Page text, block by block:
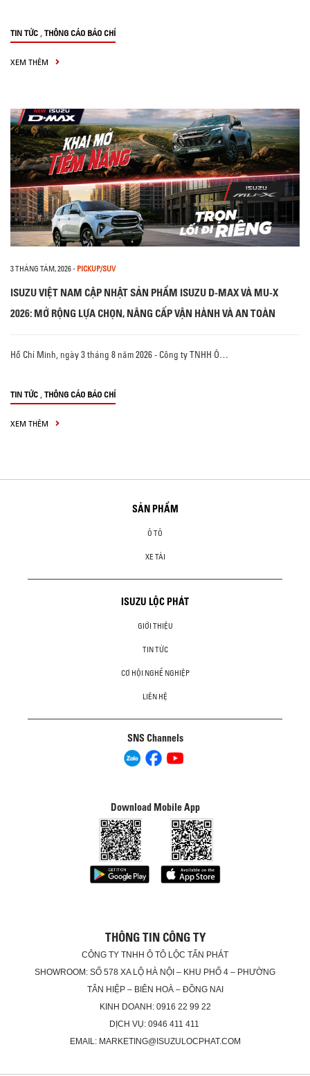
TIN TỨC , THÔNG CÁO BÁO CHÍ
XEM THÊM
3 THÁNG TÁM, 2026- PICKUP/SUV
ISUZU VIỆT NAM CẬP NHẬT SẢN PHẨM ISUZU D-MAX VÀ MU-X
2026: MỞ RỘNG LỰA CHỌN, NÂNG CẤP VẬN HÀNH VÀ AN TOÀN
Hồ Chí Minh, ngày 3 tháng 8 năm 2026 - Công ty TNHH Ô…
TIN TỨC , THÔNG CÁO BÁO CHÍ
XEM THÊM
SẢN PHẨM
Ô TÔ
XE TẢI
ISUZU LỘC PHÁT
GIỚI THIỆU
TIN TỨC
CƠ HỘI NGHỀ NGHIỆP
LIÊN HỆ
SNS Channels
Download Mobile App
THÔNG TIN CÔNG TY
CÔNG TY TNHH Ô TÔ LỘC TẤN PHÁT
SHOWROOM: SỐ 578 XA LỘ HÀ NỘI – KHU PHỐ 4 – PHƯỜNG
TÂN HIỆP – BIÊN HOÀ – ĐỒNG NAI
KINH DOANH: 0916 22 99 22
DỊCH VỤ: 0946 411 411
EMAIL: MARKETING@ISUZULOCPHAT.COM